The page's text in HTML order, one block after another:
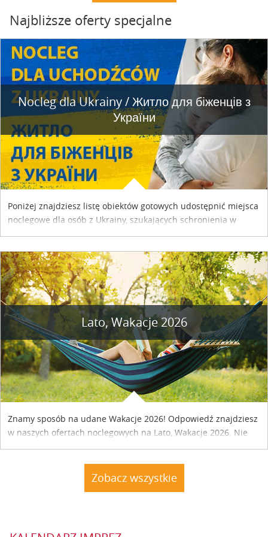
Najbliższe oferty specjalne
Nocleg dla Ukrainy / Житло для бiженцiв з
України
Poniżej znajdziesz listę obiektów gotowych udostępnić miejsca
noclegowe dla osób z Ukrainy, szukających schronienia w
Lato, Wakacje 2026
Znamy sposób na udane Wakacje 2026! Odpowiedź znajdziesz
w naszych ofertach noclegowych na Lato, Wakacje 2026. Nie
zwlekaj atrakcyjne noclegi czekają...
Zobacz wszystkie